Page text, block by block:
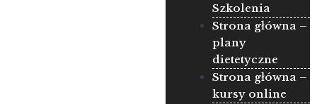
Szkolenia
Strona główna –
plany
dietetyczne
Strona główna –
kursy online